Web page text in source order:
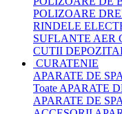
POLIZOARE
RINDELE
SUFLANTE AER
CUTII
CURATENIE
APARATE DE
Toate APARATE
APARATE DE